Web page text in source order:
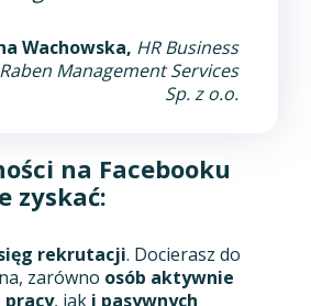
Wachowska, HR Business
Management Services
Sp. z o.o.
na Facebooku
zyskać:
rekrutacji. Docierasz do
zarówno osób aktywnie
pracy, jak i pasywnych